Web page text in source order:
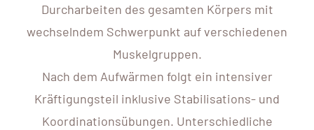
Durcharbeiten des gesamten Körpers mit
wechselndem Schwerpunkt auf verschiedenen
Muskelgruppen.
Nach dem Aufwärmen folgt ein intensiver
Kräftigungsteil inklusive Stabilisations- und
Koordinationsübungen. Unterschiedliche